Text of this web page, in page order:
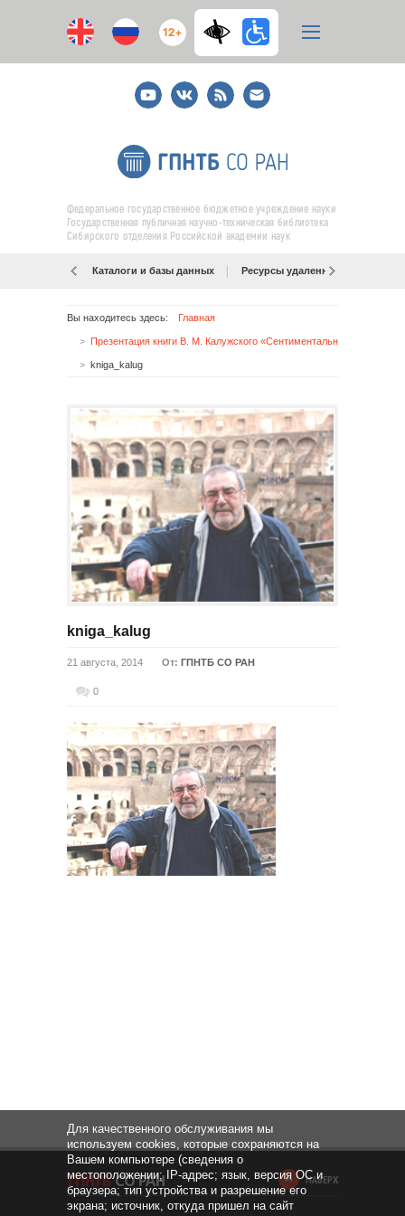
12+
YoutubeВКонтакте
RSS
E-
mail
подписка
Федеральное государственное бюджетное учреждение науки
Государственная публичная научно-техническая библиотека
Сибирского отделения Российской академии наук
Каталоги и базы данных Ресурсы удаленного доступа
Вы находитесь здесь: Главная
kniga_kalug
kniga_kalug
21 августа, 2014 От: ГПНТБ СО РАН
0
НАВЕРХ
Для качественного обслуживания мы
используем cookies, которые сохраняются на
Вашем компьютере (сведения о
местоположении; IP-адрес; язык, версия ОС и
браузера; тип устройства и разрешение его
экрана; источник, откуда пришел на сайт